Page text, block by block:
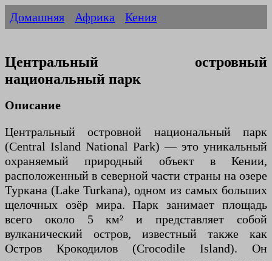
Домашняя Африка Кения
Центральный островный
национальный парк
Описание
Центральный островной национальный парк
(Central Island National Park) — это уникальный
охраняемый природный объект в Кении,
расположенный в северной части страны на озере
Туркана (Lake Turkana), одном из самых больших
щелочных озёр мира. Парк занимает площадь
всего около 5 км² и представляет собой
вулканический остров, известный также как
Остров Крокодилов (Crocodile Island). Он